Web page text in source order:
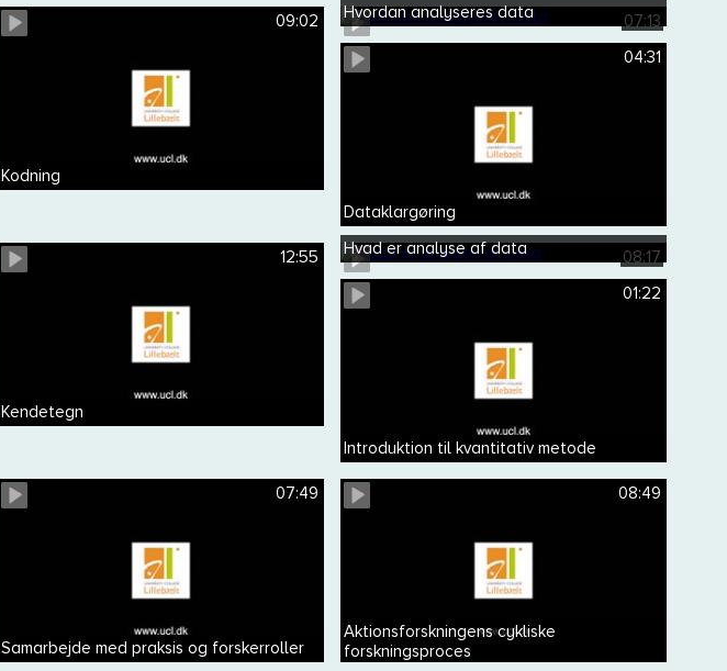
09:02
Kodning
07:13
Hvordan analyseres data
04:31
Dataklargøring
12:55
Kendetegn
08:17
Hvad er analyse af data
01:22
Introduktion til kvantitativ metode
07:49
Samarbejde med praksis og forskerroller
08:49
Aktionsforskningens cykliske
forskningsproces